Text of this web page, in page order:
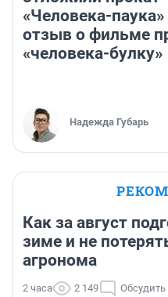
«Человека-
отзыв о фильме
«человека-булку»
Надежда Губарь
Как за август
зиме и не
агронома
2 часа 2 149 Обсудить